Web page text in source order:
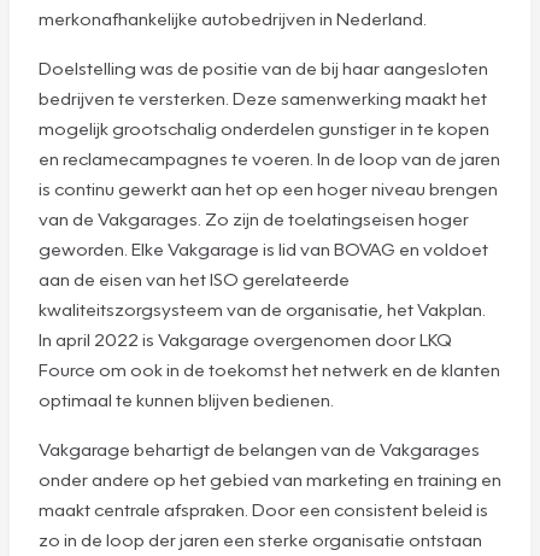
merkonafhankelijke autobedrijven in Nederland.
Doelstelling was de positie van de bij haar aangesloten
bedrijven te versterken. Deze samenwerking maakt het
mogelijk grootschalig onderdelen gunstiger in te kopen
en reclamecampagnes te voeren. In de loop van de jaren
is continu gewerkt aan het op een hoger niveau brengen
van de Vakgarages. Zo zijn de toelatingseisen hoger
geworden. Elke Vakgarage is lid van BOVAG en voldoet
aan de eisen van het ISO gerelateerde
kwaliteitszorgsysteem van de organisatie, het Vakplan.
In april 2022 is Vakgarage overgenomen door LKQ
Fource om ook in de toekomst het netwerk en de klanten
optimaal te kunnen blijven bedienen.
Vakgarage behartigt de belangen van de Vakgarages
onder andere op het gebied van marketing en training en
maakt centrale afspraken. Door een consistent beleid is
zo in de loop der jaren een sterke organisatie ontstaan